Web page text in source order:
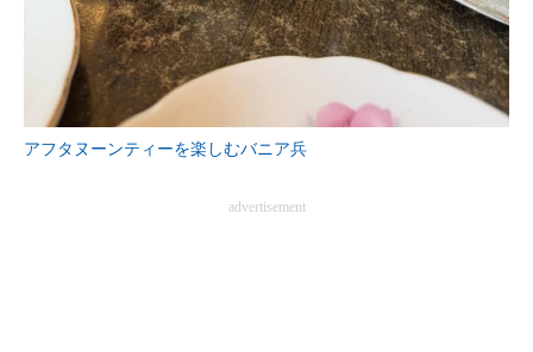
アフタヌーンティーを楽しむバニア兵
advertisement